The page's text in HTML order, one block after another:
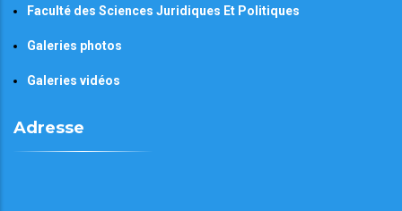
Faculté des Sciences Juridiques Et Politiques
Galeries photos
Galeries vidéos
Adresse